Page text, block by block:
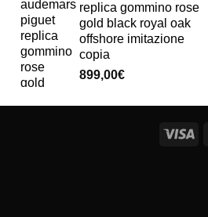
replica gommino rose
gold black royal oak
offshore imitazione
copia
899,00€